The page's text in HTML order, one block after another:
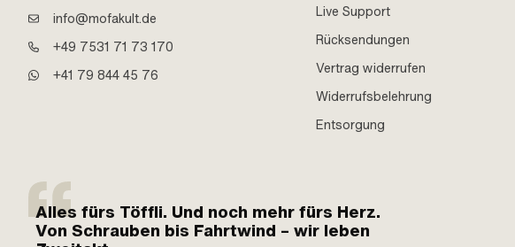
info@mofakult.de
+49 7531 71 73 170
+41 79 844 45 76
Live Support
Rücksendungen
Vertrag widerrufen
Widerrufsbelehrung
Entsorgung
Alles fürs Töffli. Und noch mehr fürs Herz.
Von Schrauben bis Fahrtwind – wir leben